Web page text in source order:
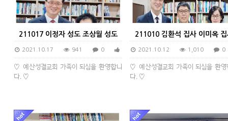
211017 이정자 성도 조상월 성도
2021.10.17 941 0
♡ 예산성결교회 가족이 되심을 환영합니
다. ♡
211010 김환석 집사 이미옥 집
2021.10.12 1,010 0
♡ 예산성결교회 가족이 되심을 환영
다. ♡